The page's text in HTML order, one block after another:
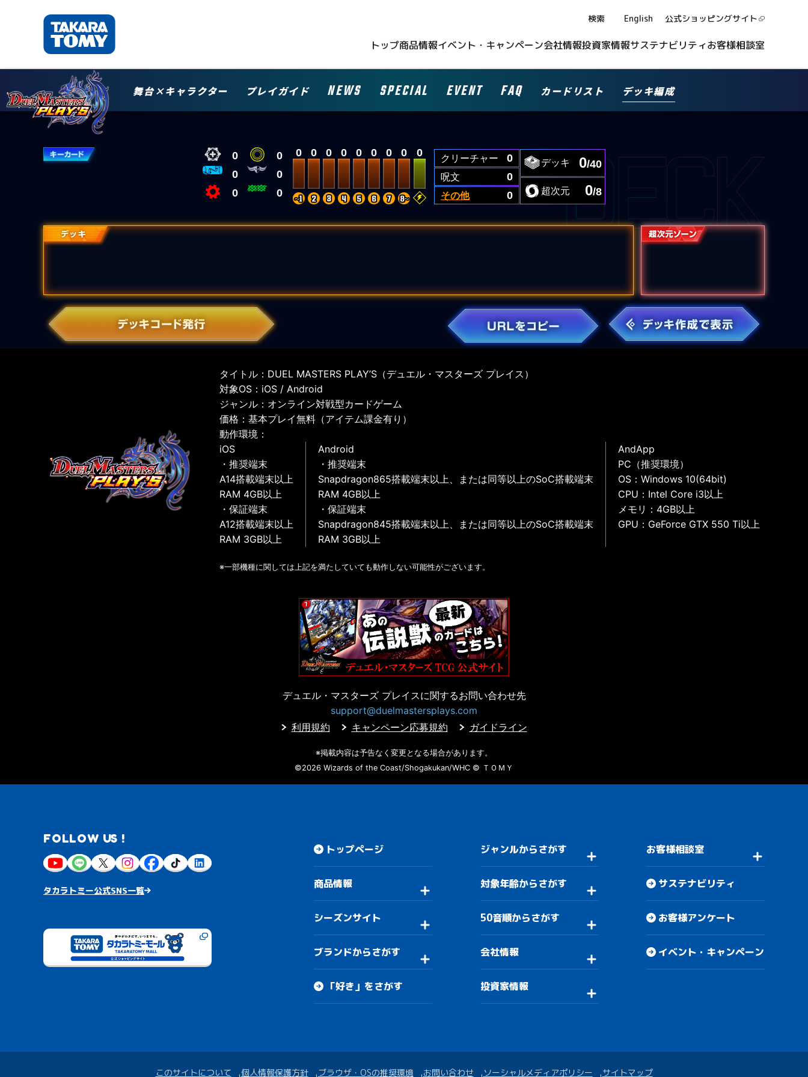
検索 English 公式ショッピングサイト
トップ商品情報イベント・キャンペーン会社情報投資家情報サステナビリティお客様相談室
舞台×キャラクター プレイガイド NEWS SPECIAL EVENT FAQ カードリスト デッキ編成
0
0
0
0
0
0
0 0 0 0 0 0 0 0 0 クリーチャー
0
呪文
0
その他
0
デッキ 0/40
超次元 0/8
タイトル：DUEL MASTERS PLAY’S（デュエル・マスターズ プレイス）
対象OS：iOS / Android
ジャンル：オンライン対戦型カードゲーム
価格：基本プレイ無料（アイテム課金有り）
動作環境：
iOS
・推奨端末
A14搭載端末以上
RAM 4GB以上
・保証端末
A12搭載端末以上
RAM 3GB以上
Android
・推奨端末
Snapdragon865搭載端末以上、または同等以上のSoC搭載端末
RAM 4GB以上
・保証端末
Snapdragon845搭載端末以上、または同等以上のSoC搭載端末
RAM 3GB以上
AndApp
PC（推奨環境）
OS：Windows 10(64bit)
CPU：Intel Core i3以上
メモリ：4GB以上
GPU：GeForce GTX 550 Ti以上
※一部機種に関しては上記を満たしていても動作しない可能性がございます。
デュエル・マスターズ プレイスに関するお問い合わせ先
support@duelmastersplays.com
利用規約
キャンペーン応募規約 ガイドライン
※掲載内容は予告なく変更となる場合があります。
©2026 Wizards of the Coast/Shogakukan/WHC © ＴＯＭＹ
FOLLOW US !
タカラトミー公式SNS一覧
トップページ
商品情報
シーズンサイト
ブランドからさがす
「好き」をさがす
ジャンルからさがす
対象年齢からさがす
50音順からさがす
会社情報
投資家情報
お客様相談室
サステナビリティ
お客様アンケート
イベント・キャンペーン
このサイトについて 個人情報保護方針 ブラウザ・OSの推奨環境 お問い合わせ ソーシャルメディアポリシー サイトマップ